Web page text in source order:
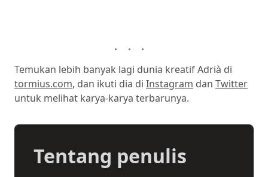
Temukan lebih banyak lagi dunia kreatif Adrià di
tormius.com, dan ikuti dia di Instagram dan Twitter
untuk melihat karya-karya terbarunya.
Tentang penulis